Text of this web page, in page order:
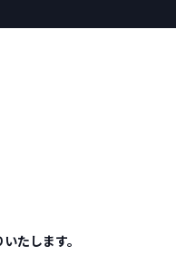
たします。